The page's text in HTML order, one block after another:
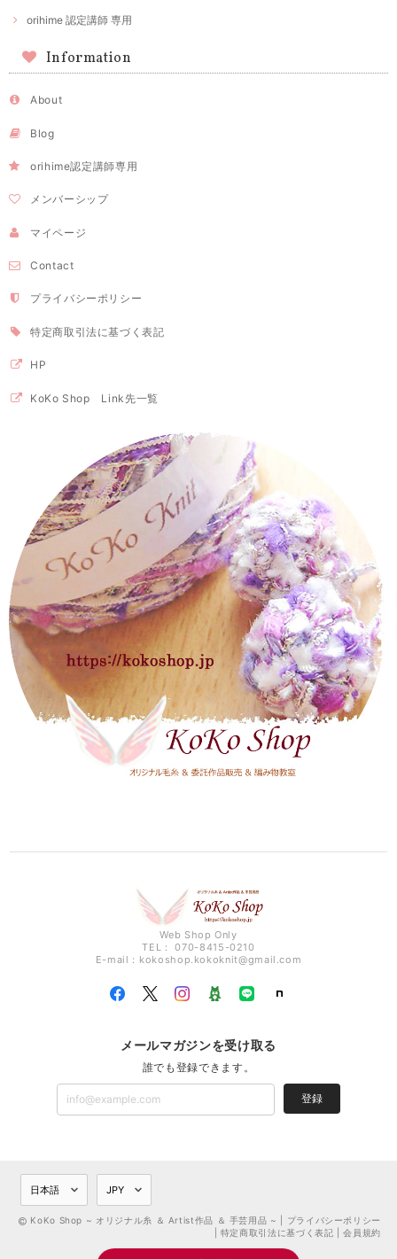
orihime 認定講師 専用
Information
About
Blog
orihime認定講師専用
メンバーシップ
マイページ
Contact
プライバシーポリシー
特定商取引法に基づく表記
HP
KoKo Shop Link先一覧
Web Shop Only
TEL： 070-8415-0210
E-mail： kokoshop.kokoknit@gmail.com
メールマガジンを受け取る
誰でも登録できます。
登録
KoKo Shop ~ オリジナル糸 ＆ Artist作品 ＆ 手芸用品 ~ |
プライバシーポリシー
特定商取引法に基づく表記 |会員規約